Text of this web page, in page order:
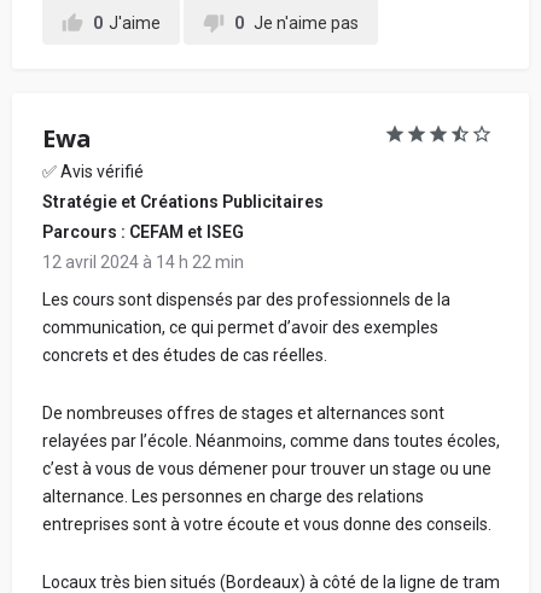
0 J'aime 0 Je n'aime pas
Ewa
✅ Avis vérifié
Stratégie et Créations Publicitaires
Parcours : CEFAM et ISEG
12 avril 2024 à 14 h 22 min
Les cours sont dispensés par des professionnels de la
communication, ce qui permet d’avoir des exemples
concrets et des études de cas réelles.
De nombreuses offres de stages et alternances sont
relayées par l’école. Néanmoins, comme dans toutes écoles,
c’est à vous de vous démener pour trouver un stage ou une
alternance. Les personnes en charge des relations
entreprises sont à votre écoute et vous donne des conseils.
Locaux très bien situés (Bordeaux) à côté de la ligne de tram